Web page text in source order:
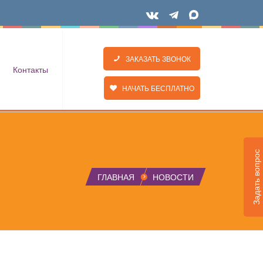
Контакты
ЗАКАЗАТЬ ЗВОНОК
НАЧАТЬ БЕСПЛАТНО
ГЛАВНАЯ НОВОСТИ Задать вопрос